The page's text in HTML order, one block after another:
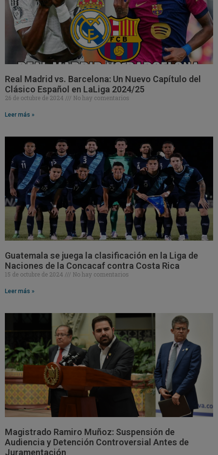
Real Madrid vs. Barcelona: Un Nuevo Capítulo del
Clásico Español en LaLiga 2024/25
26 de octubre de 2024 No hay comentarios
Leer más »
Guatemala se juega la clasificación en la Liga de
Naciones de la Concacaf contra Costa Rica
15 de octubre de 2024 No hay comentarios
Leer más »
Magistrado Ramiro Muñoz: Suspensión de
Audiencia y Detención Controversial Antes de
Juramentación